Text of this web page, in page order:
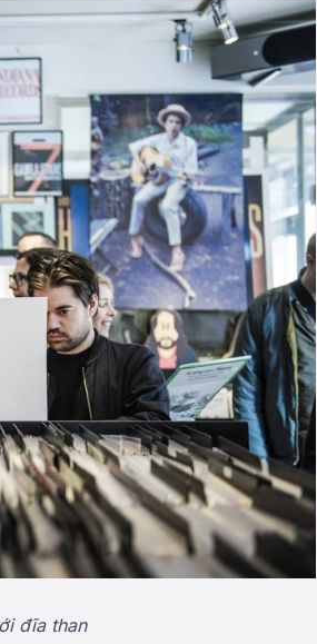
đĩa than